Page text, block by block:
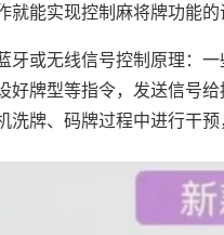
就能实现控制麻将牌功能的
牙或无线信号控制原理：
好牌型等指令，发送信号
洗牌、码牌过程中进行干预